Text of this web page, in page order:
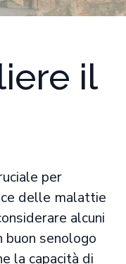
il
per
delle malattie
alcuni
buon senologo
la capacità di